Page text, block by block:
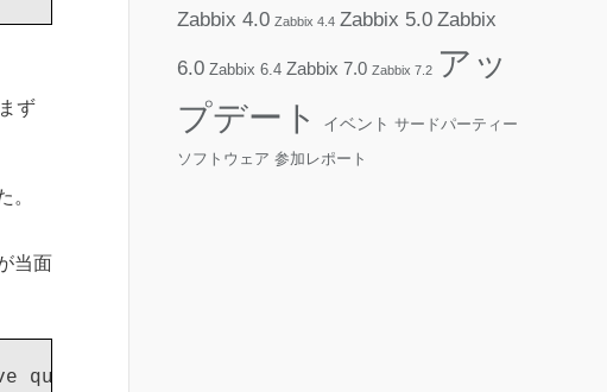
ず
。
当面
queries in this session
Zabbix 4.0 Zabbix 4.4 Zabbix 5.0 Zabbix
6.0 Zabbix 6.4 Zabbix 7.0 Zabbix 7.2 アッ
プデート
イベント サードパーティー
ソフトウェア 参加レポート